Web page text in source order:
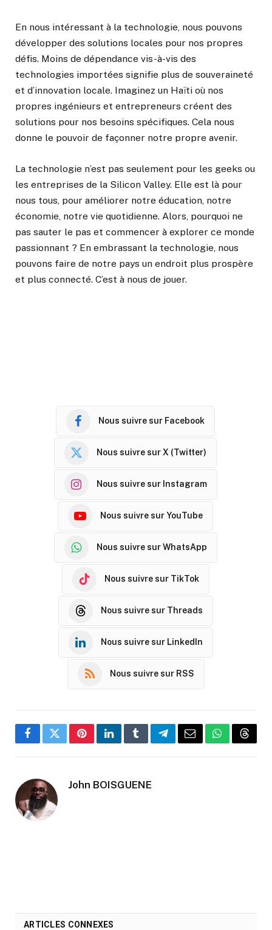
En nous intéressant à la technologie, nous pouvons
développer des solutions locales pour nos propres
défis. Moins de dépendance vis-à-vis des
technologies importées signifie plus de souveraineté
et d’innovation locale. Imaginez un Haïti où nos
propres ingénieurs et entrepreneurs créent des
solutions pour nos besoins spécifiques. Cela nous
donne le pouvoir de façonner notre propre avenir.
La technologie n’est pas seulement pour les geeks ou
les entreprises de la Silicon Valley. Elle est là pour
nous tous, pour améliorer notre éducation, notre
économie, notre vie quotidienne. Alors, pourquoi ne
pas sauter le pas et commencer à explorer ce monde
passionnant ? En embrassant la technologie, nous
pouvons faire de notre pays un endroit plus prospère
et plus connecté. C’est à nous de jouer.
Nous suivre sur Facebook
Nous suivre sur X (Twitter)
Nous suivre sur Instagram
Nous suivre sur YouTube
Nous suivre sur WhatsApp
Nous suivre sur TikTok
Nous suivre sur Threads
Nous suivre sur LinkedIn
Nous suivre sur RSS
FacebookTwitterPinterestLinkedInTumblrTelegramEmailWhatsApp
John BOISGUENE
ARTICLES CONNEXES